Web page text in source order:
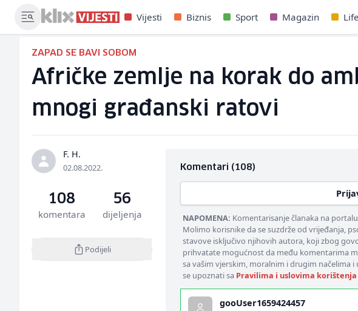
Vijesti Biznis Sport Magazin
ZAPAD SE BAVI SOBOM
Afričke zemlje na korak do
mnogi građanski ratovi
F. H.
02.08.2022.
108
komentara
56
dijeljenja
Podijeli
Komentari (108)
NAPOMENA: Komentarisanje članaka na
Molimo korisnike da se suzdrže od vrijeđanja,
stavove isključivo njihovih autora, koji zbog
prihvatate mogućnost da među komentarima
sa vašim vjerskim, moralnim i drugim načelima
se upoznati sa Pravilima i uslovima
gooUser1659424457